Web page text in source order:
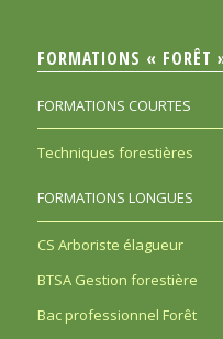
FORMATIONS « FORÊT
FORMATIONS COURTES
Techniques forestières
FORMATIONS LONGUES
CS Arboriste élagueur
BTSA Gestion forestière
Bac professionnel Forêt